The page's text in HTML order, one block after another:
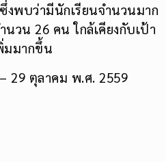
งพบว่ามีนักเรียนจำนวนมาก
วน 26 คน ใกล้เคียงกับเป้า
มากขึ้น
ตุลาคม พ.ศ. 2559